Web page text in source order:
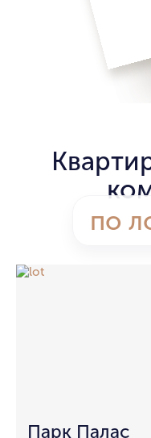
по
Парк Палас